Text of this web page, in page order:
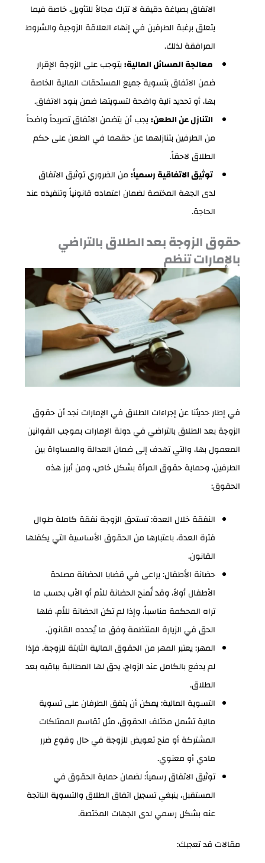
الاتفاق بصياغة دقيقة لا تترك مجالاً للتأويل، خاصة فيما
يتعلق برغبة الطرفين في إنهاء العلاقة الزوجية والشروط
المرافقة لذلك.
معالجة المسائل المالية:يتوجب على الزوجة الإقرار
ضمن الاتفاق بتسوية جميع المستحقات المالية الخاصة
بها، أو تحديد آلية واضحة لتسويتها ضمن بنود الاتفاق.
التنازل عن الطعن:يجب أن يتضمن الاتفاق تصريحاً واضحاً
من الطرفين بتنازلهما عن حقهما في الطعن على حكم
الطلاق لاحقاً.
توثيق الاتفاقية رسمياً:من الضروري توثيق الاتفاق
لدى الجهة المختصة لضمان اعتماده قانونياً وتنفيذه عند
الحاجة.
حقوق الزوجة بعد الطلاق بالتراضي
بالإمارات تنظم
في إطار حديثنا عن إجراءات الطلاق في الإمارات نجد أن حقوق
الزوجة بعد الطلاق بالتراضي في دولة الإمارات بموجب القوانين
المعمول بها، والتي تهدف إلى ضمان العدالة والمساواة بين
الطرفين، وحماية حقوق المرأة بشكل خاص، ومن أبرز هذه
الحقوق:
النفقة خلال العدة: تستحق الزوجة نفقة كاملة طوال
فترة العدة، باعتبارها من الحقوق الأساسية التي يكفلها
القانون.
حضانة الأطفال: يراعى في قضايا الحضانة مصلحة
الأطفال أولاً، وقد تُمنح الحضانة للأم أو الأب بحسب ما
تراه المحكمة مناسباً، وإذا لم تكن الحضانة للأم، فلها
الحق في الزيارة المنتظمة وفق ما يُحدده القانون.
المهر: يعتبر المهر من الحقوق المالية الثابتة للزوجة، فإذا
لم يدفع بالكامل عند الزواج، يحق لها المطالبة بباقيه بعد
الطلاق.
التسوية المالية: يمكن أن يتفق الطرفان على تسوية
مالية تشمل مختلف الحقوق، مثل تقاسم الممتلكات
المشتركة أو منح تعويض للزوجة في حال وقوع ضرر
مادي أو معنوي.
توثيق الاتفاق رسمياً: لضمان حماية الحقوق في
المستقبل، ينبغي تسجيل اتفاق الطلاق والتسوية الناتجة
عنه بشكل رسمي لدى الجهات المختصة.
مقالات قد تعجبك: